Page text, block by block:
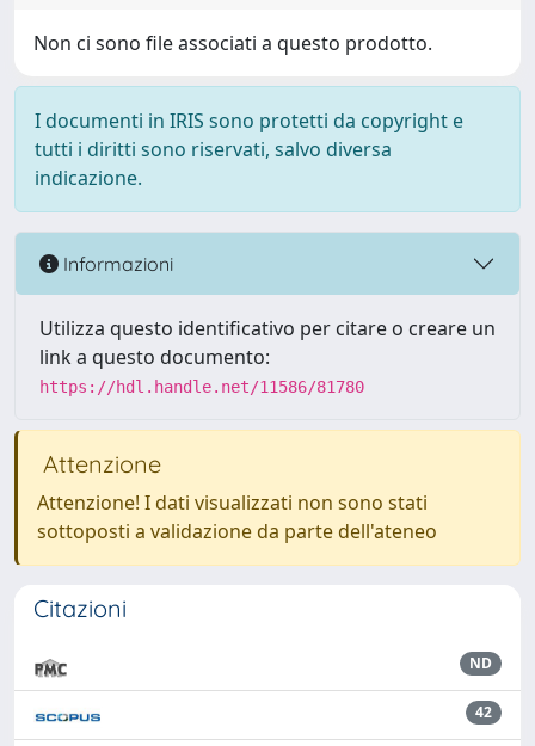
Non ci sono file associati a questo prodotto.
I documenti in IRIS sono protetti da copyright e
tutti i diritti sono riservati, salvo diversa
indicazione.
Informazioni
Utilizza questo identificativo per citare o creare un
link a questo documento:
https://hdl.handle.net/11586/81780
Attenzione
Attenzione! I dati visualizzati non sono stati
sottoposti a validazione da parte dell'ateneo
Citazioni
ND
42